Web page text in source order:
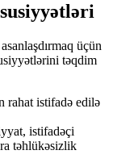
üçün
təqdim
rahat istifadə edilə
istifadəçi
təhlükəsizlik